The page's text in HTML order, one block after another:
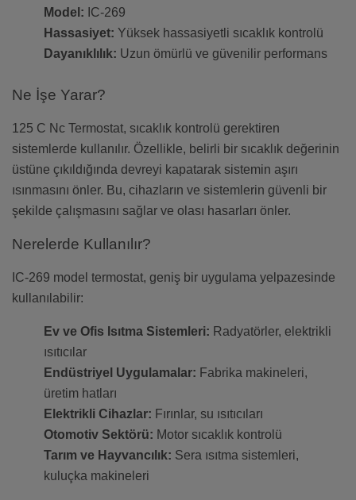
Model: IC-269
Hassasiyet: Yüksek hassasiyetli sıcaklık kontrolü
Dayanıklılık: Uzun ömürlü ve güvenilir performans
Ne İşe Yarar?
125 C Nc Termostat, sıcaklık kontrolü gerektiren
sistemlerde kullanılır. Özellikle, belirli bir sıcaklık değerinin
üstüne çıkıldığında devreyi kapatarak sistemin aşırı
ısınmasını önler. Bu, cihazların ve sistemlerin güvenli bir
şekilde çalışmasını sağlar ve olası hasarları önler.
Nerelerde Kullanılır?
IC-269 model termostat, geniş bir uygulama yelpazesinde
kullanılabilir:
Ev ve Ofis Isıtma Sistemleri: Radyatörler, elektrikli
ısıtıcılar
Endüstriyel Uygulamalar: Fabrika makineleri,
üretim hatları
Elektrikli Cihazlar: Fırınlar, su ısıtıcıları
Otomotiv Sektörü: Motor sıcaklık kontrolü
Tarım ve Hayvancılık: Sera ısıtma sistemleri,
kuluçka makineleri